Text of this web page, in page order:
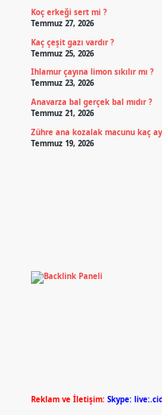
Koç erkeği sert mi ?
Temmuz 27, 2026
Kaç çeşit gazı vardır ?
Temmuz 25, 2026
Ihlamur çayına limon sıkılır mı ?
Temmuz 23, 2026
Anavarza bal gerçek bal mıdır ?
Temmuz 21, 2026
Zühre ana kozalak macunu kaç ay
Temmuz 19, 2026
Reklam ve İletişim: Skype: